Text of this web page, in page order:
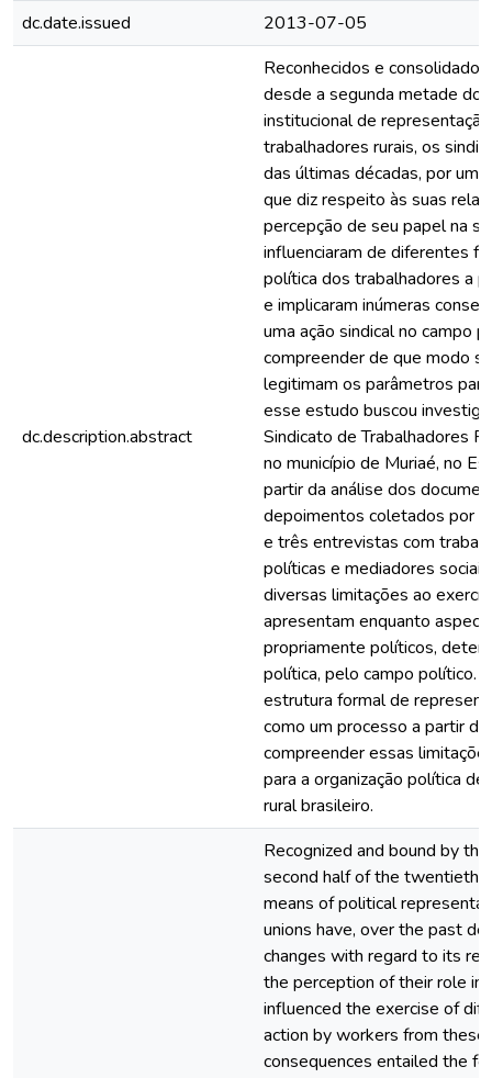
dc.date.issued
2013-07-05
dc.description.abstract
Reconhecidos e
desde a segunda metade do
institucional de
trabalhadores rurais, os
das últimas décadas, por
que diz respeito às suas
percepção de seu papel na
influenciaram de diferentes
política dos trabalhadores a
e implicaram inúmeras
uma ação sindical no campo
compreender de que modo
legitimam os parâmetros
esse estudo buscou
Sindicato de Trabalhadores
no município de Muriaé, no
partir da análise dos
depoimentos coletados por
e três entrevistas com
políticas e mediadores
diversas limitações ao
apresentam enquanto
propriamente políticos,
política, pelo campo político.
estrutura formal de
como um processo a partir
compreender essas
para a organização política
rural brasileiro.
Recognized and bound by
second half of the twentieth
means of political
unions have, over the past
changes with regard to its
the perception of their role in
influenced the exercise of
action by workers from these
consequences entailed the